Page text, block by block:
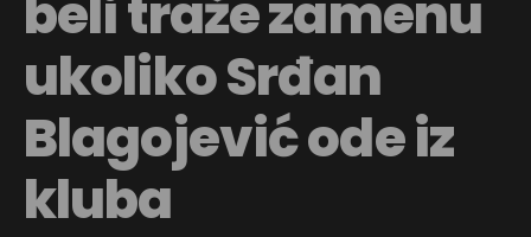
ukoliko Srđan
Blagojević ode iz
kluba